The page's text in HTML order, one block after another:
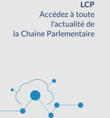
LCP
Accédez à toute
l'actualité de
la Chaine Parlementaire